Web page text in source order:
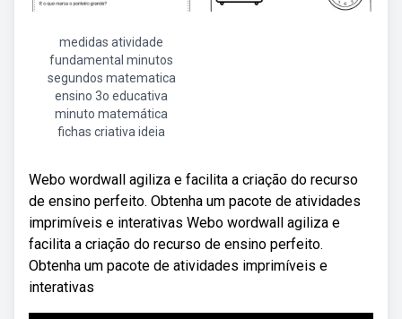
medidas atividade
fundamental minutos
segundos matematica
ensino 3o educativa
minuto matemática
fichas criativa ideia
Webo wordwall agiliza e facilita a criação do recurso
de ensino perfeito. Obtenha um pacote de atividades
imprimíveis e interativas Webo wordwall agiliza e
facilita a criação do recurso de ensino perfeito.
Obtenha um pacote de atividades imprimíveis e
interativas